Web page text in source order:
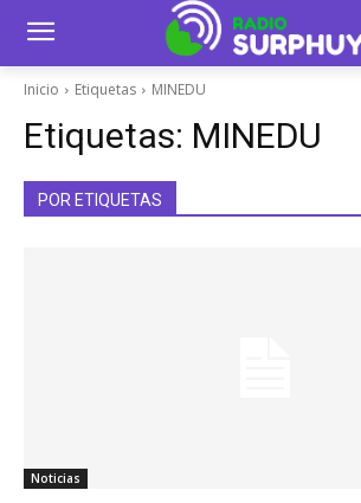
Inicio Etiquetas MINEDU
Etiquetas: MINEDU
POR ETIQUETAS
Noticias